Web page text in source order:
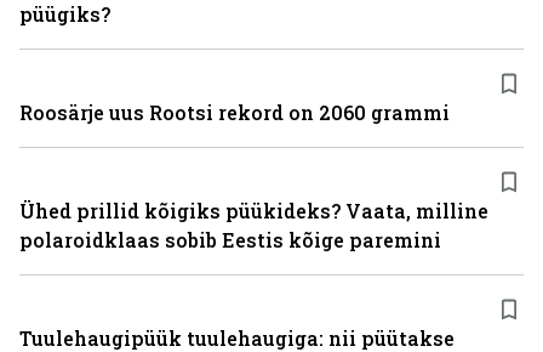
püügiks?
Roosärje uus Rootsi rekord on 2060 grammi
Ühed prillid kõigiks püükideks? Vaata, milline
polaroidklaas sobib Eestis kõige paremini
Tuulehaugipüük tuulehaugiga: nii püütakse